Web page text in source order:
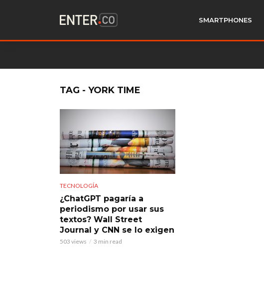
SMARTPHONES
TAG - YORK TIME
TECNOLOGÍA
¿ChatGPT pagaría a
periodismo por usar sus
textos? Wall Street
Journal y CNN se lo exigen
503 views 3 min read